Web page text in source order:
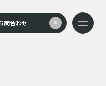
メニュ
問合わせ